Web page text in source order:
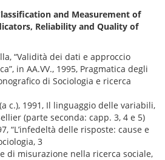
and Measurement of
Reliability and Quality of
“Validità dei dati e approccio
in AA.VV., 1995, Pragmatica degli
di Sociologia e ricerca
c.), 1991, Il linguaggio delle variabili,
(parte seconda: capp. 3, 4 e 5)
“L’infedeltà delle risposte: cause e
3
di misurazione nella ricerca sociale,